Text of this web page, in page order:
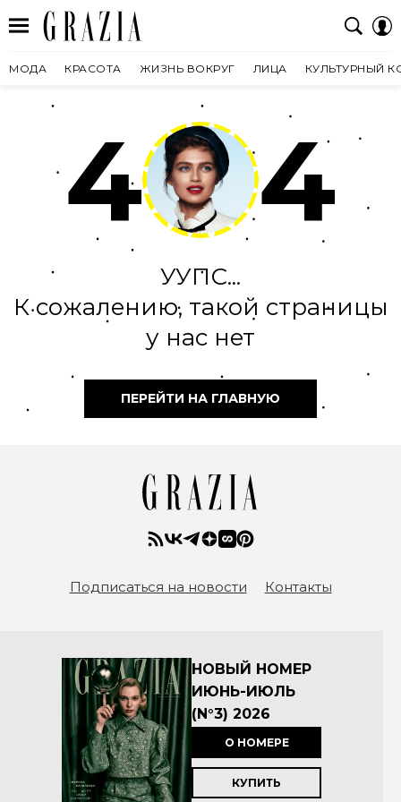
МОДА КРАСОТА ЖИЗНЬ ВОКРУГ ЛИЦА КУЛЬТУРНЫЙ
4 4
УУПС...
К сожалению, такой страницы
у нас нет
ПЕРЕЙТИ НА ГЛАВНУЮ
Подписаться на новости Контакты
НОВЫЙ НОМЕР
ИЮНЬ-ИЮЛЬ
(N°3) 2026
О НОМЕРЕ
КУПИТЬ